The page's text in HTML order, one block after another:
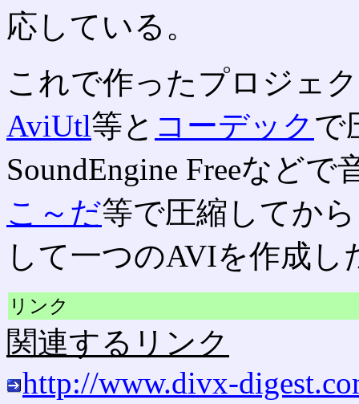
応している。
これで作ったプロジェ
AviUtl等と コーデック で
SoundEngine Freeなど
こ～だ等で圧縮してか
して一つのAVIを作成し
リンク
関連するリンク
http://www.divx-